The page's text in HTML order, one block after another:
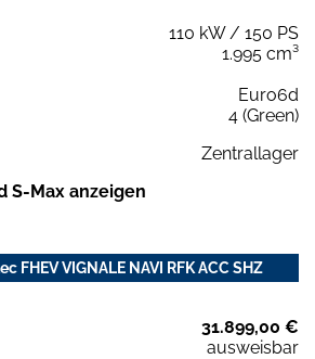
110 kW / 150 PS
1.995 cm³
Euro6d
4 (Green)
Zentrallager
S-Max anzeigen
FHEV VIGNALE NAVI RFK ACC SHZ
31.899,00 €
ausweisbar